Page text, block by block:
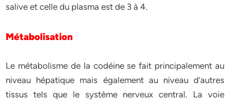
salive et celle du plasma est de 3 à 4.
Métabolisation
Le métabolisme de la codéine se fait principalement au
niveau hépatique mais également au niveau d’autres
tissus tels que le système nerveux central. La voie